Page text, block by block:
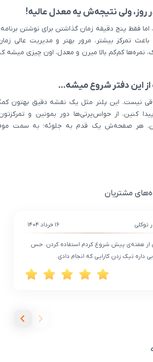
اما فقط پنج دقیقه زمان گذاشتن برای نوشتن برنامه
باعث تمرکز بیشتر، مرور بهتر و مدیریت عالی
نمره‌ها کم‌کم بالا میرن و معدل، اون چیزی میشه
این دفتر شروع میشه…
نیست. این پلنر مثل یک نقشه دقیق بهتون
کنین، از حواس‌پرتی‌ها دور بمونین و
هر صفحه‌ش یک قدم به جلوئه؛ به سمت
مشتریان
توکلی ۱۶ خرداد ۱۴۰۴
از هفته‌ی پیش شروع کردم استفاده کردن. حس
داره تیک زدن کارایی که انجام دادی.